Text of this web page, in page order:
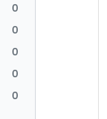
0
0
0
0
0